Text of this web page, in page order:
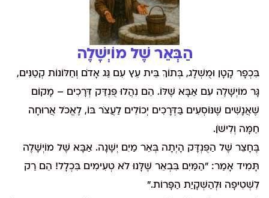
הַבְּאֵר שֶׁל מוֹיְשָׁלֶה
בִּכְפָר קָטָן וּמֻשְׁלָג, בְּתוֹךְ בֵּית עֵץ עִם גַּג אָדֹם וְחַלּוֹנוֹת קְטַנִּים,
גָּר מוֹיְשָׁלֶה עִם אַבָּא שֶׁלּוֹ. הֵם נִהֲלוּ פֻּנְדַּק דְּרָכִים – מָקוֹם
שֶׁאֲנָשִׁים שֶׁנּוֹסְעִים בַּדְּרָכִים יְכוֹלִים לַעֲצֹר בּוֹ, לֶאֱכֹל אֲרוּחָה
חַמָּה וְלִישֹׁן.
בֶּחָצֵר שֶׁל הַפֻּנְדָּק הָיְתָה בְּאֵר מַיִם יְשָׁנָה. אַבָּא שֶׁל מוֹיְשָׁלֶה
תָּמִיד אָמַר: "הַמַּיִם בִּבְאֵר שֶׁלָּנוּ לֹא טְעִימִים בִּכְלָל! הֵם רַק
לִשְׁטִיפָה וּלְהַשְׁקָיַת הַפָּרוֹת."